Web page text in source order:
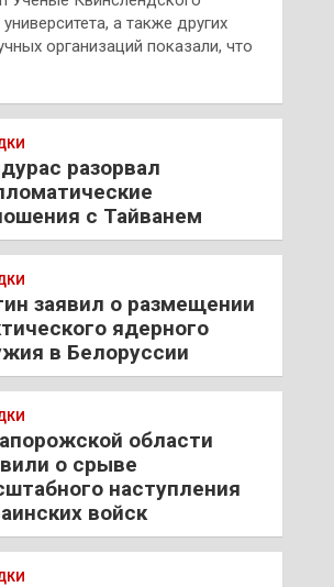
а также других
организаций показали, что
разорвал
с Тайванем
заявил о размещении
ядерного
в Белоруссии
области
о срыве
наступления
войск